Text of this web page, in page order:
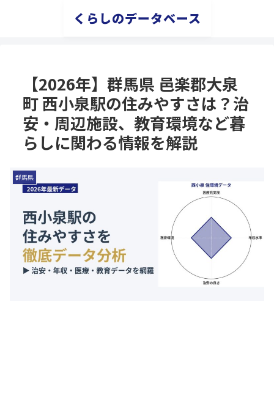
くらしのデータベース
【2026年】群馬県 邑楽郡大泉
町 西小泉駅の住みやすさは？治
安・周辺施設、教育環境など暮
らしに関わる情報を解説
群馬県